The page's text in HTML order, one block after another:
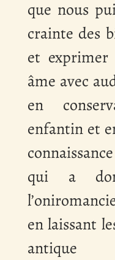
que nous
crainte des
et
âme avec
en
enfantin et
qui a
en laissant